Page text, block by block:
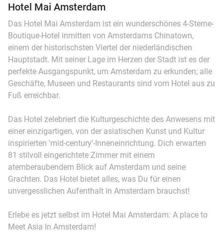
Hotel Mai Amsterdam
Das Hotel Mai Amsterdam ist ein wunderschönes 4-Sterne-
Boutique-Hotel inmitten von Amsterdams Chinatown,
einem der historischsten Viertel der niederländischen
Hauptstadt. Mit seiner Lage im Herzen der Stadt ist es der
perfekte Ausgangspunkt, um Amsterdam zu erkunden; alle
Geschäfte, Museen und Restaurants sind vom Hotel aus zu
Fuß erreichbar.
Das Hotel zelebriert die Kulturgeschichte des Anwesens mit
einer einzigartigen, von der asiatischen Kunst und Kultur
inspirierten 'mid-century'-Inneneinrichtung. Dich erwarten
81 stilvoll eingerichtete Zimmer mit einem
atemberaubendem Blick auf Amsterdam und seine
Grachten. Das Hotel bietet alles, was Du für einen
unvergesslichen Aufenthalt in Amsterdam brauchst!
Erlebe es jetzt selbst im Hotel Mai Amsterdam: A place to
Meet Asia In Amsterdam!